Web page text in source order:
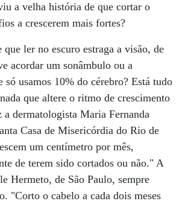
a velha história de que cortar o
a crescerem mais fortes?
que ler no escuro estraga a visão, de
acordar um sonâmbulo ou a
só usamos 10% do cérebro? Está tudo
que altere o ritmo de crescimento
a dermatologista Maria Fernanda
Casa de Misericórdia do Rio de
um centímetro por mês,
de terem sido cortados ou não." A
Hermeto, de São Paulo, sempre
"Corto o cabelo a cada dois meses